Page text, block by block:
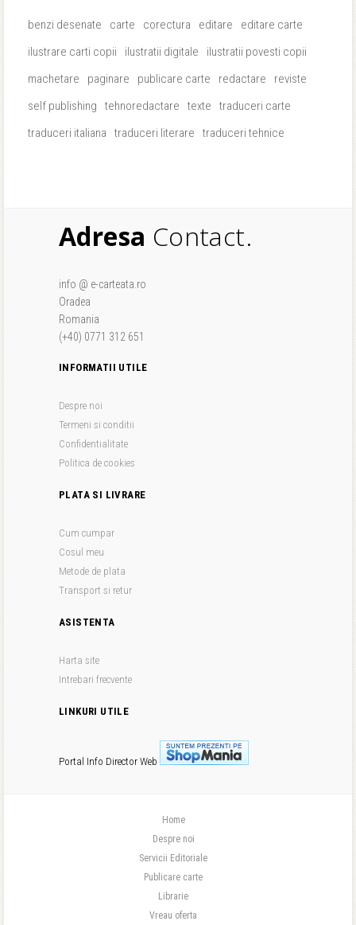
benzi desenate carte corectura editare
editare carte
ilustrare carti copii
ilustratii digitale
ilustratii povesti copii
machetare
paginare publicare carte redactare
reviste
self publishing
tehnoredactare texte
traduceri carte
traduceri italiana
traduceri literare traduceri tehnice
Adresa Contact.
info @ e-carteata.ro
Oradea
Romania
(+40) 0771 312 651
INFORMATII UTILE
Despre noi
Termeni si conditii
Confidentialitate
Politica de cookies
PLATA SI LIVRARE
Cum cumpar
Cosul meu
Metode de plata
Transport si retur
ASISTENTA
Harta site
Intrebari frecvente
LINKURI UTILE
Portal Info Director Web
Home
Despre noi
Servicii Editoriale
Publicare carte
Librarie
Vreau oferta